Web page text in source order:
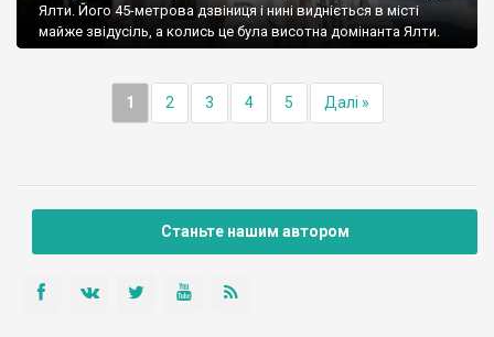
Ялти. Його 45-метрова дзвіниця і нині видніється в місті
майже звідусіль, а колись це була висотна домінанта Ялти.
1 2 3 4 5 Далі »
Станьте нашим автором